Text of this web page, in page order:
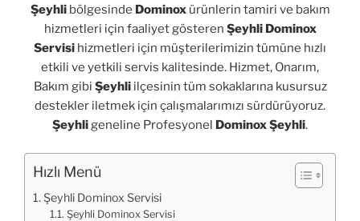
Şeyhlibölgesinde Dominoxürünlerin tamiri ve bakım
hizmetleri için faaliyet gösteren Şeyhli Dominox
Servisi hizmetleri için müşterilerimizin tümüne hızlı
etkili ve yetkili servis kalitesinde. Hizmet, Onarım,
Bakım gibi Şeyhliilçesinin tüm sokaklarına kusursuz
destekler iletmek için çalışmalarımızı sürdürüyoruz.
Şeyhligeneline Profesyonel Dominox Şeyhli.
Hızlı Menü
Şeyhli Dominox Servisi
Şeyhli Dominox Servisi